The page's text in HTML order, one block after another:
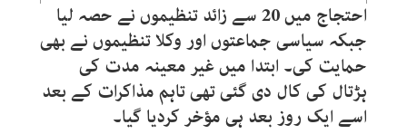
احتجاج میں 20 سے زائد تنظیموں نے حصہ لیا
جبکہ سیاسی جماعتوں اور وکلا تنظیموں نے بھی
حمایت کی۔ ابتدا میں غیر معینہ مدت کی
ہڑتال کی کال دی گئی تھی تاہم مذاکرات کے بعد
اسے ایک روز بعد ہی مؤخر کردیا گیا۔